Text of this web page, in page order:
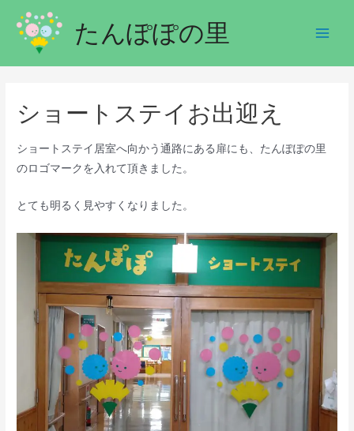
たんぽぽの里
ショートステイお出迎え
ショートステイ居室へ向かう通路にある扉にも、たんぽぽの里
のロゴマークを入れて頂きました。
とても明るく見やすくなりました。